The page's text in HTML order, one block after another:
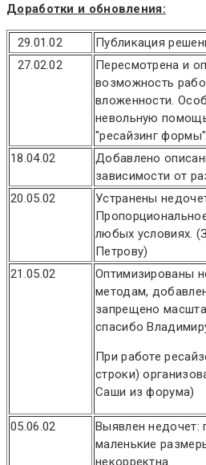
Доработки и обновления:
29.01.02
Публикация
27.02.02
Пересмотрена и
возможность
вложенности.
невольную
"ресайзинг
18.04.02
Добавлено
зависимости от
20.05.02
Устранены
любых условиях.
Петрову)
21.05.02
Оптимизированы
методам,
запрещено
спасибо
При работе
строки)
Саши из форума)
05.06.02
Выявлен недочет:
маленькие
некорректна.